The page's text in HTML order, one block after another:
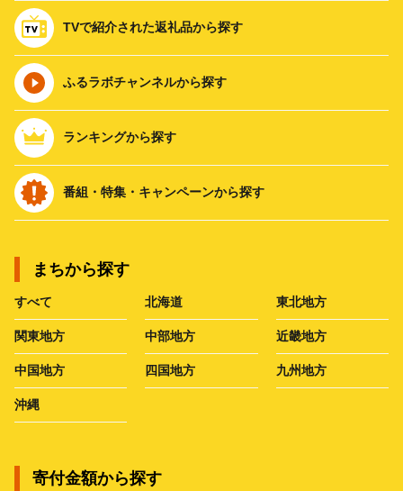
TVで紹介された返礼品から探す
ふるラボチャンネルから探す
ランキングから探す
番組・特集・キャンペーンから探す
まちから探す
すべて 北海道 東北地方
関東地方 中部地方 近畿地方
中国地方 四国地方 九州地方
沖縄
寄付金額から探す